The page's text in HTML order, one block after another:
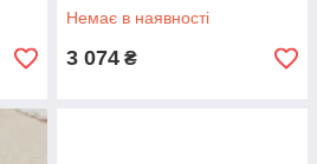
Немає в наявності
3 074 ₴